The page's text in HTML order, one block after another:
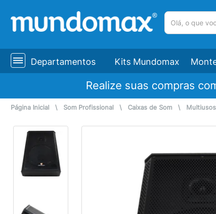
Departamentos Kits Mundomax
Realize suas compras
Página Inicial \ Som Profissional \ Caixas de Som \ Multiusos